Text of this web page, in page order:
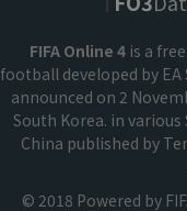
FIFA Online 4 is a
football developed by EA
announced on 2
South Korea. in
China published by
© 2018 Powered by